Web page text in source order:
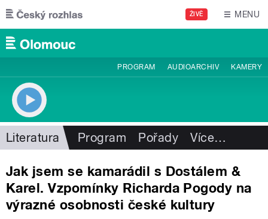
Přejít k hlavnímu obsahu
ŽIVĚ MENU
PROGRAM AUDIOARCHIV KAMERY
Literatura Program Pořady Více…
Jak jsem se kamarádil s Dostálem &
Karel. Vzpomínky Richarda Pogody na
výrazné osobnosti české kultury